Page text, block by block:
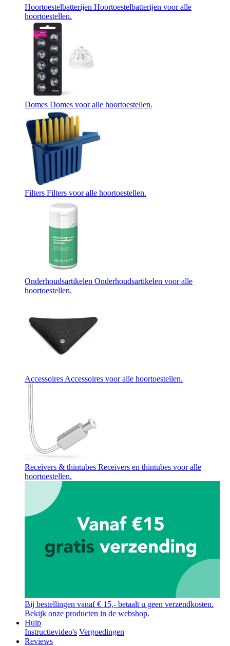
Hoortoestelbatterijen Hoortoestelbatterijen voor alle
hoortoestellen.
Domes Domes voor alle hoortoestellen.
Filters Filters voor alle hoortoestellen.
Onderhoudsartikelen Onderhoudsartikelen voor alle
hoortoestellen.
AccessoiresAccessoires voor alle hoortoestellen.
Receivers & thintubes Receivers en thintubes voor alle
hoortoestellen.
Bij bestellingen vanaf € 15,- betaalt u geen verzendkosten.
Bekijk onze producten in de webshop.
Hulp
Instructievideo's Vergoedingen
Reviews